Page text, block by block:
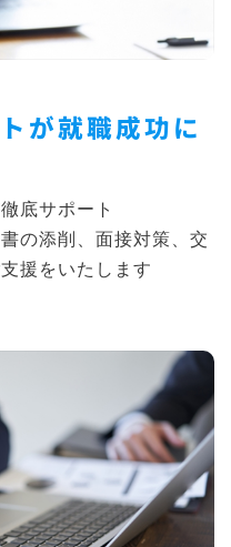
が就職成功に
底サポート
の添削、面接対策、交
援をいたします